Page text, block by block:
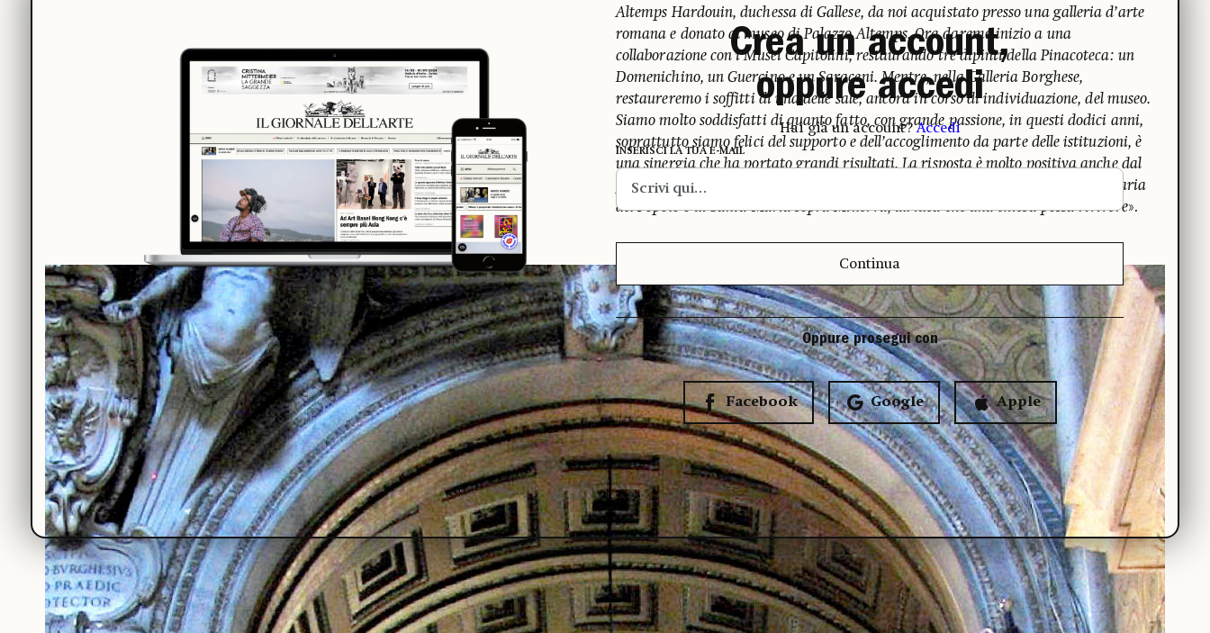
Altemps Hardouin, duchessa di Gallese, da noi acquistato presso una galleria d’arte
romana e donato al museo di Palazzo Altemps. Ora daremo inizio a una
collaborazione con i Musei Capitolini, restaurando tre dipinti della Pinacoteca: un
Domenichino, un Guercino e un Saraceni. Mentre, nella Galleria Borghese,
restaureremo i soffitti di una delle sale, ancora in corso di individuazione, del museo.
Siamo molto soddisfatti di quanto fatto, con grande passione, in questi dodici anni,
soprattutto siamo felici del supporto e dell’accoglimento da parte delle istituzioni, è
una sinergia che ha portato grandi risultati. La risposta è molto positiva anche dal
punto di vista dei fruitori, che rimangono affascinati, come nel caso di Santa Maria
del Popolo o di Santa Maria sopra Minerva, all’idea che una chiesa possa rivivere».
Crea un account,
oppure accedi
Hai già un account?Accedi
INSERISCI LA TUA E-MAIL
Continua
Oppure prosegui con
Facebook Google Apple